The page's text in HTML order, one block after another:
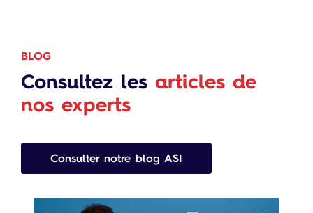
BLOG
Consultez les articles de
nos experts
Consulter notre blog ASI